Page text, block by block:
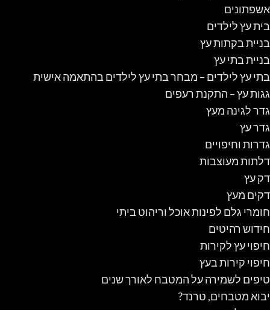
אשפתונים
בית עץ לילדים
בניית בקתות עץ
בניית בתי עץ
בתי עץ לילדים – מבחר בתי עץ לילדים בהתאמה אישית
גגות עץ – התקנת רעפים
גדר לגינה מעץ
גדר עץ
גדרות וחיפויים
דלתות מעוצבות
דק עץ
דקים מעץ
חומרי גלם לפינות אוכל וריהוט ביתי
חידוש רהיטים
חיפוי עץ לקירות
חיפוי קירות בעץ
טיפים לשמירה על המטבח לאורך שנים
יבוא מטבחים, טרנד?